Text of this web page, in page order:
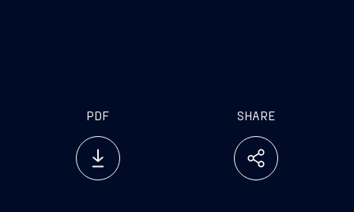
PDF SHARE